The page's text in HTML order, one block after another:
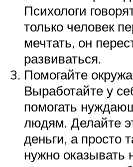
Психологи
только человек
мечтать, он
развиваться.
Помогайте
Выработайте у
помогать
людям. Делайте
деньги, а просто
нужно оказывать